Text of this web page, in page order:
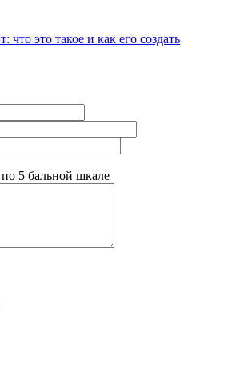
что это такое и как его создать
5 бальной шкале